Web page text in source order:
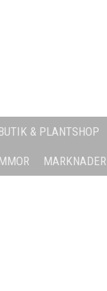
& PLANTSHOP
MARKNADER